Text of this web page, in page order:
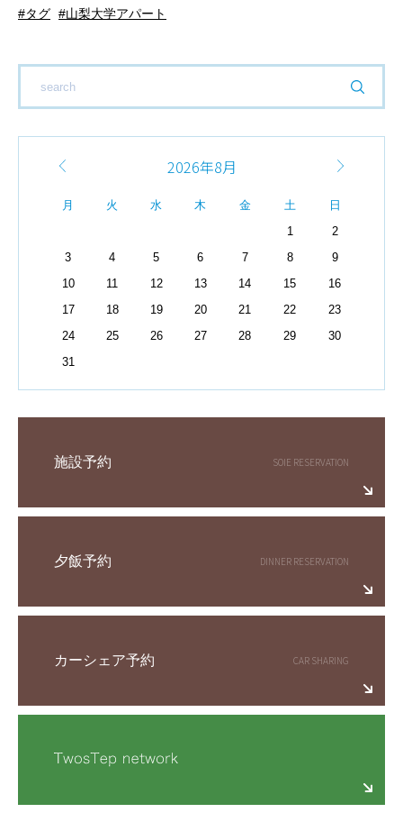
タグ 山梨大学アパート
2026年8月
月 火 水 木 金 土
日
1
2
3
4 5 6 7 8
9
10
11 12 13 14 15
16
17
18 19 20 21 22
23
24
25 26 27 28 29
30
31
施設予約
夕飯予約
カーシェア予約